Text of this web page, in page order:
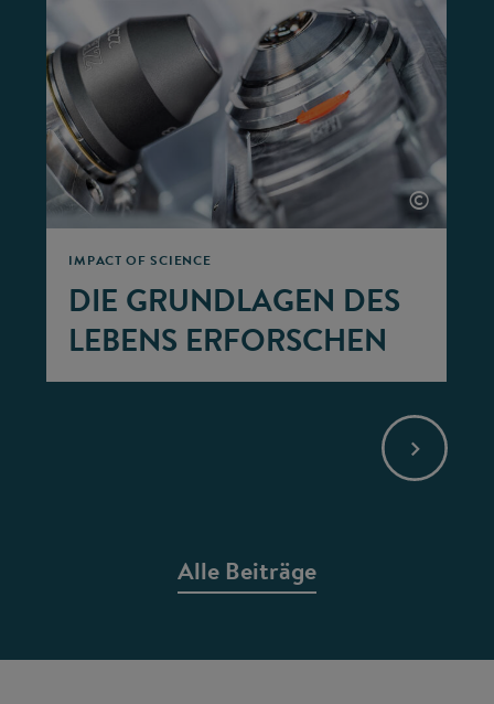
IMPACT OF SCIENCE
DIE GRUNDLAGEN DES
LEBENS ERFORSCHEN
©
Alle Beiträge